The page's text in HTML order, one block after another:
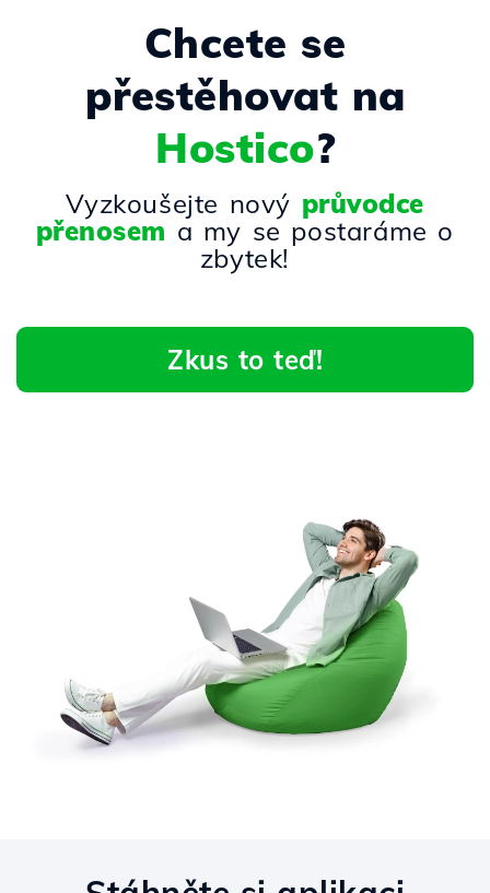
Chcete se
přestěhovat na
Hostico?
Vyzkoušejte nový průvodce
přenosem a my se postaráme o
zbytek!
Zkus to teď!